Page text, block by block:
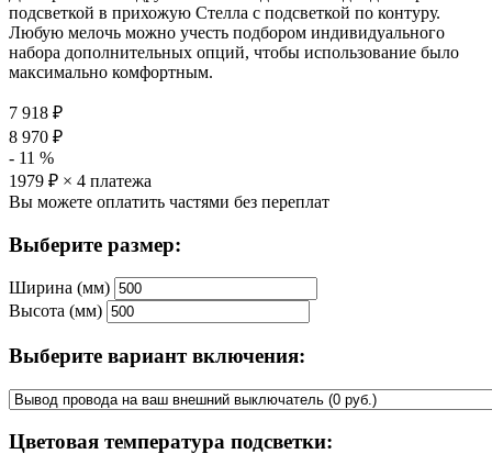
подсветкой в прихожую Стелла с подсветкой по контуру.
Любую мелочь можно учесть подбором индивидуального
набора дополнительных опций, чтобы использование было
максимально комфортным.
7 918 ₽
8 970 ₽
- 11 %
1979 ₽ × 4 платежа
Вы можете оплатить частями без переплат
Выберите размер:
Ширина (мм)
Высота (мм)
Выберите вариант включения:
Цветовая температура подсветки: